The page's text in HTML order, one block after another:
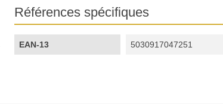
Références spécifiques
EAN-13 5030917047251